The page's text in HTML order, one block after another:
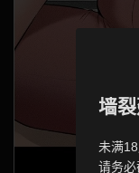
墙
未满18
请务